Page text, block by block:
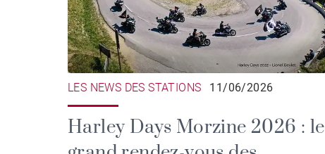
LES NEWS DES STATIONS 11/06/2026
Harley Days Morzine 2026 : le